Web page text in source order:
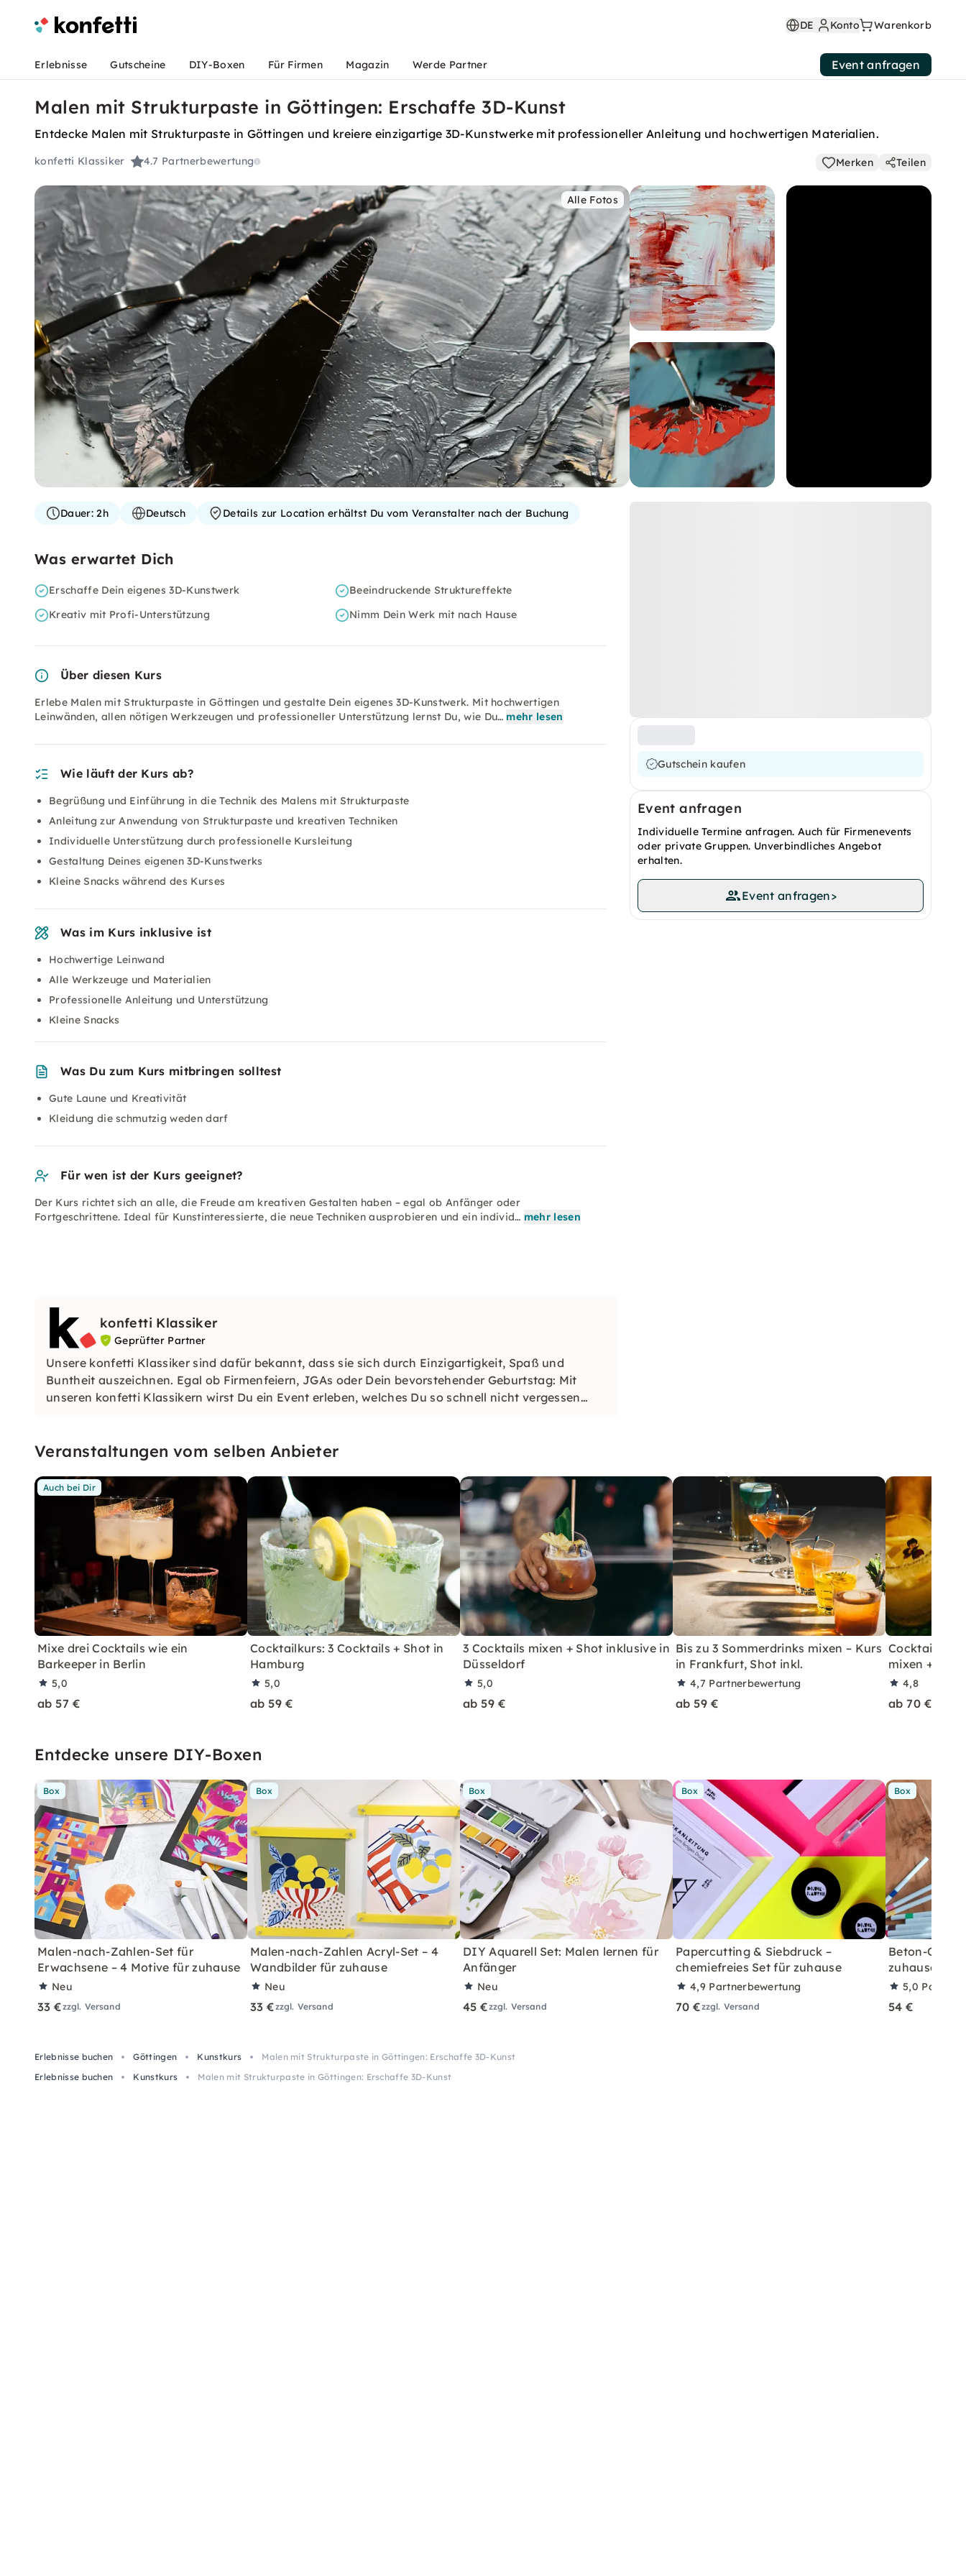
DE Konto Warenkorb
Erlebnisse Gutscheine DIY-Boxen Für Firmen Magazin Werde Partner Event anfragen
Malen mit Strukturpaste in Göttingen: Erschaffe 3D-Kunst
Entdecke Malen mit Strukturpaste in Göttingen und kreiere einzigartige 3D-Kunstwerke mit professioneller Anleitung und hochwertigen Materialien.
konfetti Klassiker 4.7 Partnerbewertung Merken Teilen
Alle Fotos
Gutschein kaufen
Event anfragen
Individuelle Termine anfragen. Auch für Firmenevents
oder private Gruppen. Unverbindliches Angebot
erhalten.
Event anfragen>
Dauer:2h Deutsch Details zur Location erhältst Du vom Veranstalter nach der Buchung
Was erwartet Dich
Erschaffe Dein eigenes 3D-Kunstwerk
Beeindruckende Struktureffekte
Kreativ mit Profi-Unterstützung
Nimm Dein Werk mit nach Hause
Über diesen Kurs
Erlebe Malen mit Strukturpaste in Göttingen und gestalte Dein eigenes 3D-Kunstwerk. Mit hochwertigen
Leinwänden, allen nötigen Werkzeugen und professioneller Unterstützung lernst Du, wie Du… mehr lesen
Wie läuft der Kurs ab?
Begrüßung und Einführung in die Technik des Malens mit Strukturpaste
Anleitung zur Anwendung von Strukturpaste und kreativen Techniken
Individuelle Unterstützung durch professionelle Kursleitung
Gestaltung Deines eigenen 3D-Kunstwerks
Kleine Snacks während des Kurses
Was im Kurs inklusive ist
Hochwertige Leinwand
Alle Werkzeuge und Materialien
Professionelle Anleitung und Unterstützung
Kleine Snacks
Was Du zum Kurs mitbringen solltest
Gute Laune und Kreativität
Kleidung die schmutzig weden darf
Für wen ist der Kurs geeignet?
Der Kurs richtet sich an alle, die Freude am kreativen Gestalten haben – egal ob Anfänger oder
Fortgeschrittene. Ideal für Kunstinteressierte, die neue Techniken ausprobieren und ein individ… mehr lesen
konfetti Klassiker
Geprüfter Partner
Unsere konfetti Klassiker sind dafür bekannt, dass sie sich durch Einzigartigkeit, Spaß und
Buntheit auszeichnen. Egal ob Firmenfeiern, JGAs oder Dein bevorstehender Geburtstag: Mit
unseren konfetti Klassikern wirst Du ein Event erleben, welches Du so schnell nicht vergessen
Veranstaltungen vom selben Anbieter
Auch bei Dir
Mixe drei Cocktails wie ein
Barkeeper in Berlin
5,0
ab 57 €
Cocktailkurs: 3 Cocktails + Shot in
Hamburg
5,0
ab 59 €
3 Cocktails mixen + Shot inklusive in
Düsseldorf
5,0
ab 59 €
Bis zu 3 Sommerdrinks mixen – Kurs
in Frankfurt, Shot inkl.
4,7 Partnerbewertung
ab 59 €
Cocktailkurs:
mixen +
4,8
ab 70 €
Entdecke unsere DIY-Boxen
Box
Malen-nach-Zahlen-Set für
Erwachsene – 4 Motive für zuhause
Neu
33 €zzgl. Versand
Box
Malen-nach-Zahlen Acryl-Set – 4
Wandbilder für zuhause
Neu
33 €zzgl. Versand
Box
DIY Aquarell Set: Malen lernen für
Anfänger
Neu
45 €zzgl. Versand
Box
Papercutting & Siebdruck –
chemiefreies Set für zuhause
4,9 Partnerbewertung
70 €zzgl. Versand
Box
Beton-
zuhause mit
5,0
54 €
Erlebnisse buchen Göttingen Kunstkurs
Malen mit Strukturpaste in Göttingen: Erschaffe 3D-Kunst
Erlebnisse buchen
Kunstkurs Malen mit Strukturpaste in Göttingen: Erschaffe 3D-Kunst